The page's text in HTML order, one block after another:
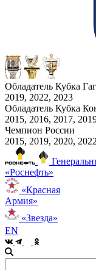
Обладатель Кубка
2019, 2022, 2023
Обладатель Кубка
2015, 2016, 2017,
Чемпион России
2015, 2019, 2020,
«Роснефть»
«Красная
Армия»
«Звезда»
EN